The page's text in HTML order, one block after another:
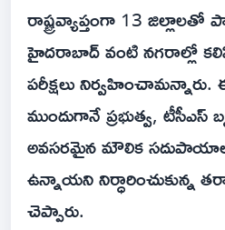
రాష్ట్రవ్యాప్తంగా 13 జిల్లాలతో
హైదరాబాద్ వంటి నగరాల్లో
పరీక్షలు నిర్వహించామన్నారు.
ముందుగానే ప్రభుత్వ,
అవసరమైన మౌలిక
ఉన్నాయని నిర్ధారించుకున్న
చెప్పారు.